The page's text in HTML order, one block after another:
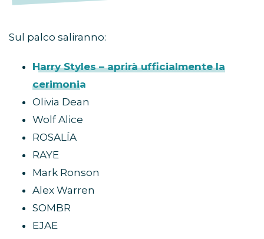
Sul palco saliranno:
Harry Styles – aprirà ufficialmente la
cerimonia
Olivia Dean
Wolf Alice
ROSALÍA
RAYE
Mark Ronson
Alex Warren
SOMBR
EJAE